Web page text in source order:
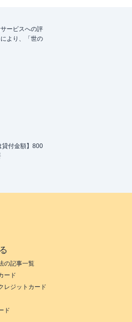
ービスへの評
より、「世の
貸付金額】800
の記事一覧
ード
レジットカード
ド